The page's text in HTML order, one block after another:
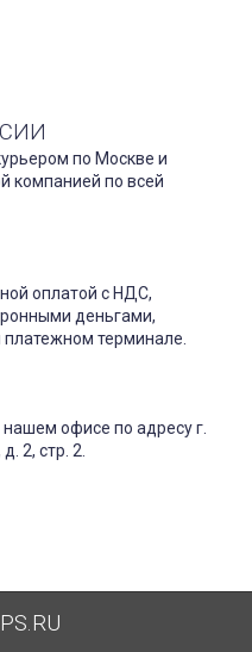
по Москве и
компанией по всей
оплатой с НДС,
деньгами,
терминале.
офисе по адресу г.
2, стр. 2.